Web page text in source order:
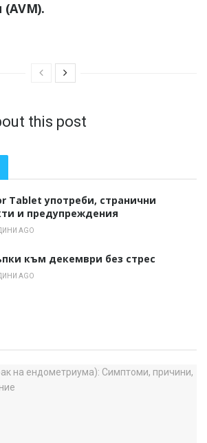
this post
Tablet употреби, странични
и предупреждения
AGO
към декември без стрес
AGO